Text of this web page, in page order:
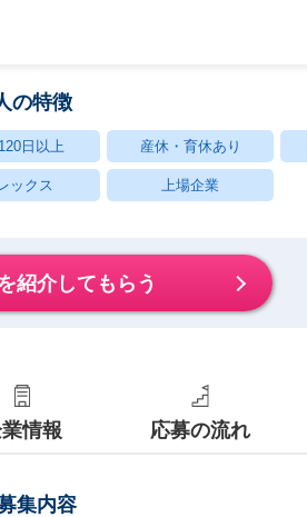
の特徴
日以上 産休・育休あり
ックス 上場企業
紹介してもらう
情報 応募の流れ
集内容